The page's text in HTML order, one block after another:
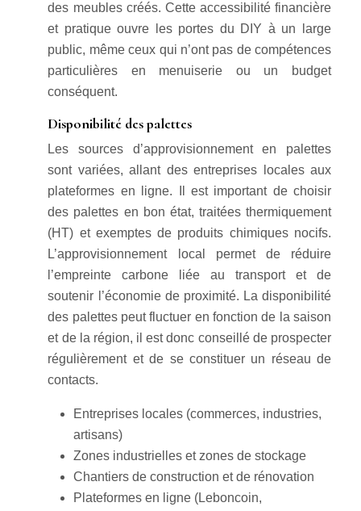
des meubles créés. Cette accessibilité financière
et pratique ouvre les portes du DIY à un large
public, même ceux qui n’ont pas de compétences
particulières en menuiserie ou un budget
conséquent.
Disponibilité des palettes
Les sources d’approvisionnement en palettes
sont variées, allant des entreprises locales aux
plateformes en ligne. Il est important de choisir
des palettes en bon état, traitées thermiquement
(HT) et exemptes de produits chimiques nocifs.
L’approvisionnement local permet de réduire
l’empreinte carbone liée au transport et de
soutenir l’économie de proximité. La disponibilité
des palettes peut fluctuer en fonction de la saison
et de la région, il est donc conseillé de prospecter
régulièrement et de se constituer un réseau de
contacts.
Entreprises locales (commerces, industries,
artisans)
Zones industrielles et zones de stockage
Chantiers de construction et de rénovation
Plateformes en ligne (Leboncoin,